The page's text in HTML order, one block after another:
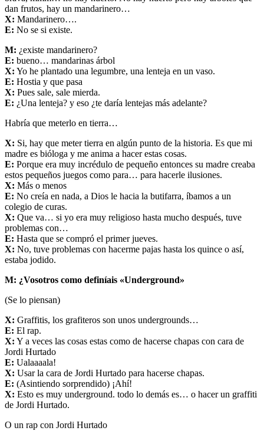
dan frutos, hay un mandarinero…
X: Mandarinero….
E: No se si existe.
M: ¿existe mandarinero?
E: bueno… mandarinas árbol
X: Yo he plantado una legumbre, una lenteja en un vaso.
E: Hostia y que pasa
X: Pues sale, sale mierda.
E: ¿Una lenteja? y eso ¿te daría lentejas más adelante?
Habría que meterlo en tierra…
X: Si, hay que meter tierra en algún punto de la historia. Es que mi
madre es bióloga y me anima a hacer estas cosas.
E: Porque era muy incrédulo de pequeño entonces su madre creaba
estos pequeños juegos como para… para hacerle ilusiones.
X: Más o menos
E: No creía en nada, a Dios le hacia la butifarra, íbamos a un
colegio de curas.
X: Que va… si yo era muy religioso hasta mucho después, tuve
problemas con…
E: Hasta que se compró el primer jueves.
X: No, tuve problemas con hacerme pajas hasta los quince o así,
estaba jodido.
M: ¿Vosotros como definíais «Underground»
(Se lo piensan)
X: Graffitis, los grafiteros son unos undergrounds…
E: El rap.
X: Y a veces las cosas estas como de hacerse chapas con cara de
Jordi Hurtado
E: Ualaaaala!
X: Usar la cara de Jordi Hurtado para hacerse chapas.
E: (Asintiendo sorprendido) ¡Ahí!
X: Esto es muy underground. todo lo demás es… o hacer un graffiti
de Jordi Hurtado.
O un rap con Jordi Hurtado